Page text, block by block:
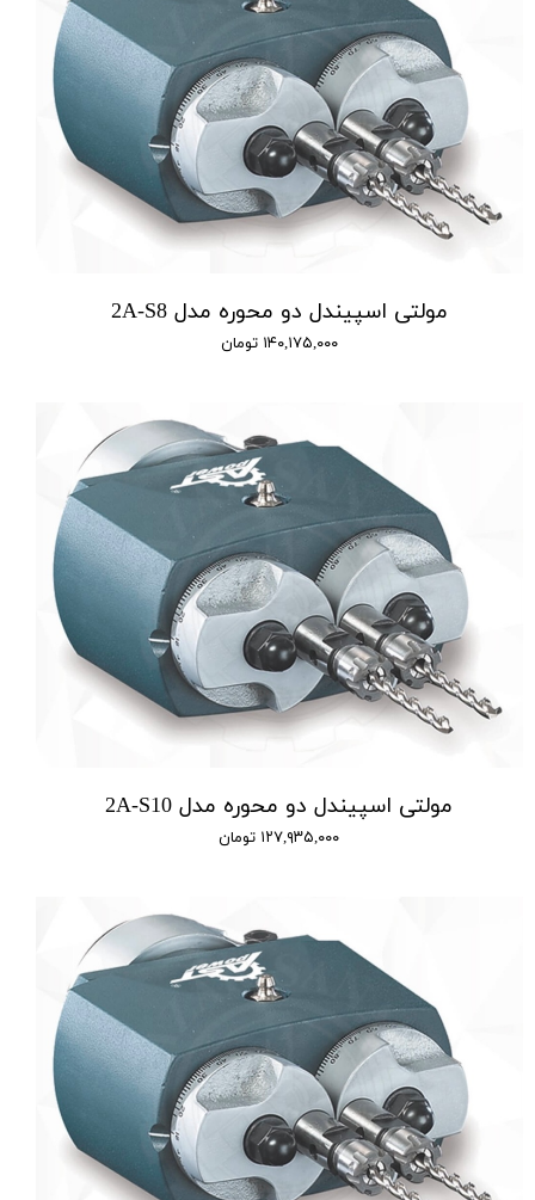
مولتی اسپیندل دو محوره مدل 2A-S8
۱۴۰,۱۷۵,۰۰۰ تومان
مولتی اسپیندل دو محوره مدل 2A-S10
۱۲۷,۹۳۵,۰۰۰ تومان